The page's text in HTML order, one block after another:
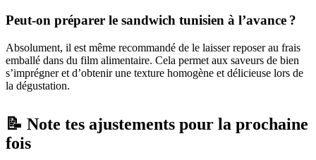
Peut-on préparer le sandwich tunisien à l’avance ?
Absolument, il est même recommandé de le laisser reposer au frais
emballé dans du film alimentaire. Cela permet aux saveurs de bien
s’imprégner et d’obtenir une texture homogène et délicieuse lors de
la dégustation.
📝 Note tes ajustements pour la prochaine
fois